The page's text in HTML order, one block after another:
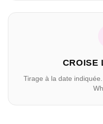
CROISE
Tirage à la date